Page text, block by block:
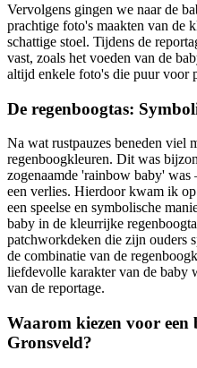
Vervolgens gingen we naar de
prachtige foto's maakten van de
schattige stoel. Tijdens de
vast, zoals het voeden van de
altijd enkele foto's die puur voor
De regenboogtas:
Na wat rustpauzes beneden viel
regenboogkleuren. Dit was
zogenaamde 'rainbow baby'
een verlies. Hierdoor kwam ik
een speelse en symbolische
baby in de kleurrijke
patchworkdeken die zijn ouders
de combinatie van de
liefdevolle karakter van de baby
van de reportage.
Waarom kiezen voor
Gronsveld?